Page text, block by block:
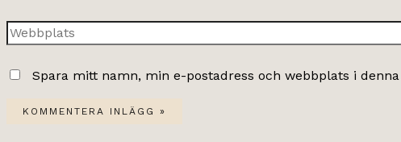
Webbplats
Spara mitt namn, min e-postadress och webbplats i